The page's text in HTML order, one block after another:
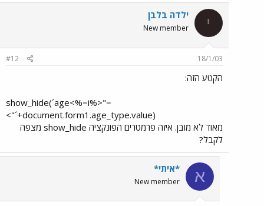
י ילדה בלבן
New member
18/1/03
#12
הקטע הזה:
="show_hide(´age<%=i%>
´+document.form1.age_type.value)">​
מאוד לא מובן. איזה פרמטרים הפונקציה show_hide מצפה
לקבל?
א *איתי*
New member